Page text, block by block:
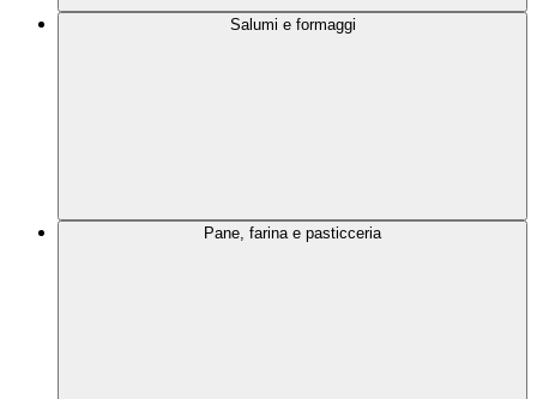
Salumi e formaggi
Pane, farina e pasticceria